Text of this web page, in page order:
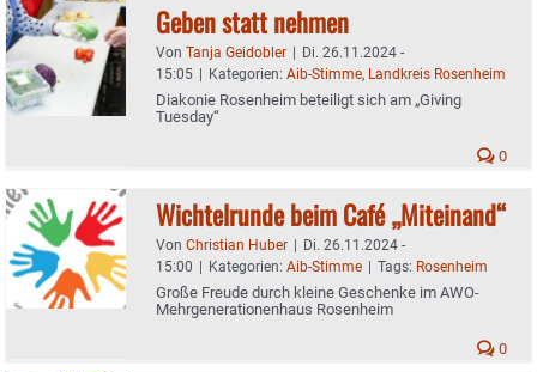
Geben statt nehmen
Von Tanja Geidobler | Di. 26.11.2024 -
15:05 | Kategorien: Aib-Stimme, Landkreis Rosenheim
Diakonie Rosenheim beteiligt sich am „Giving
Tuesday“
0
Wichtelrunde beim Café „Miteinand“
Von Christian Huber | Di. 26.11.2024 -
15:00 | Kategorien: Aib-Stimme | Tags: Rosenheim
Große Freude durch kleine Geschenke im AWO-
Mehrgenerationenhaus Rosenheim
0